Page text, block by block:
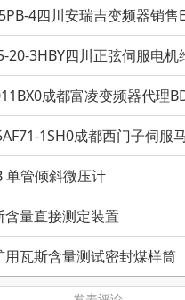
4四川安瑞吉变频器销售
20-3HBY四川正弦伺服电机
成都富凌变频器代理
1SH0成都西门子伺服
单管倾斜微压计
含量直接测定装置
用瓦斯含量测试密封煤样筒